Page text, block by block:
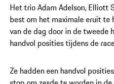
Het trio Adam Adelson, Elliott
best om het maximale eruit
van de dag door in de tweede
handvol posities tijdens de
Ze hadden een handvol